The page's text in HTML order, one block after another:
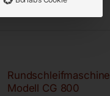
Rundschleifmaschine
Modell CG 800